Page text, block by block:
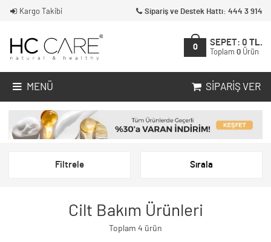
Kargo Takibi Sipariş ve Destek Hattı: 444 3 914
0
SEPET: 0 TL.
Toplam 0 Ürün
MENÜ SIPARIŞ VER
Filtrele Sırala
Cilt Bakım Ürünleri
Toplam 4 ürün